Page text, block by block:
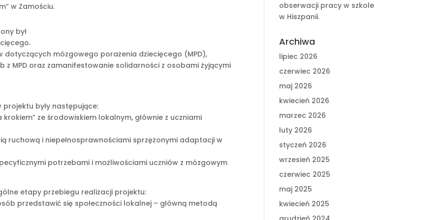
w Zamościu.
był
dotyczących mózgowego porażenia dziecięcego (MPD),
z MPD oraz zamanifestowanie solidarności z osobami żyjącymi
były następujące:
krokiem” ze środowiskiem lokalnym, głównie z uczniami
ruchową i niepełnosprawnościami sprzężonymi adaptacji w
potrzebami i możliwościami uczniów z mózgowym
etapy przebiegu realizacji projektu:
przedstawić się społeczności lokalnej – główną metodą
obserwacji pracy w szkole
w Hiszpanii.
Archiwa
lipiec 2026
czerwiec 2026
maj 2026
kwiecień 2026
marzec 2026
luty 2026
styczeń 2026
wrzesień 2025
czerwiec 2025
maj 2025
kwiecień 2025